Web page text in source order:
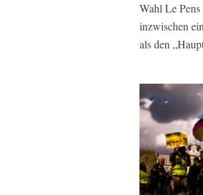
Wahl Le
inzwischen
als den